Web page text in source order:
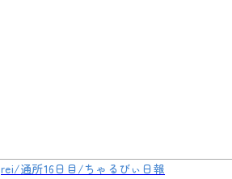
rei/通所16日目/ちゃるびぃ日報